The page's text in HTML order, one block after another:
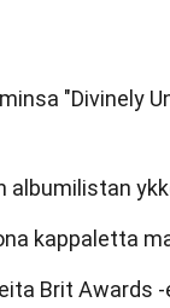
"Divinely
albumilistan
kappaletta
Brit Awards